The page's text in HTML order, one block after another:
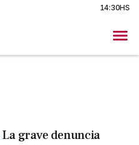
14:30HS
La grave denuncia